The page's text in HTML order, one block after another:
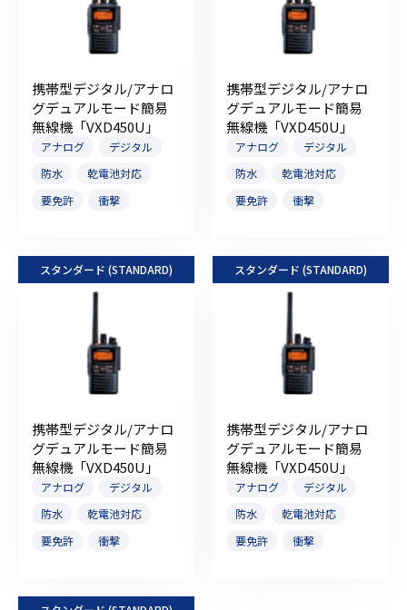
携帯型デジタル/アナロ
グデュアルモード簡易
無線機「VXD450U」
アナログ
デジタル
防水
乾電池対応
要免許
衝撃
携帯型デジタル/アナロ
グデュアルモード簡易
無線機「VXD450U」
アナログ
デジタル
防水
乾電池対応
要免許
衝撃
スタンダード (STANDARD)
携帯型デジタル/アナロ
グデュアルモード簡易
無線機「VXD450U」
アナログ
デジタル
防水
乾電池対応
要免許
衝撃
スタンダード (STANDARD)
携帯型デジタル/アナロ
グデュアルモード簡易
無線機「VXD450U」
アナログ
デジタル
防水
乾電池対応
要免許
衝撃